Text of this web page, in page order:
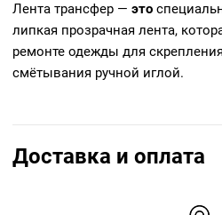
Лента трансфер — это
липкая прозрачная лента,
ремонте одежды для
смётывания ручной иглой.
Доставка и оплата